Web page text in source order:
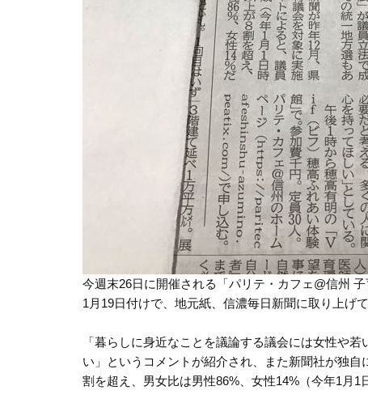
今週末26日に開催される「パリテ・カフェ@信州
1月19日付けで、地元紙、信濃毎日新聞に取り上げて
「暮らしに身近なことを議論する議会には女性や
い」というコメントが紹介され、また新聞社が独
割を超え、男女比は男性86%、女性14%（今年1月1